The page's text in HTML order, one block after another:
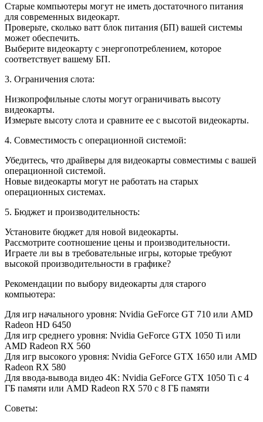
Старые компьютеры могут не иметь достаточного питания
для современных видеокарт.
Проверьте, сколько ватт блок питания (БП) вашей системы
может обеспечить.
Выберите видеокарту с энергопотреблением, которое
соответствует вашему БП.
3. Ограничения слота:
Низкопрофильные слоты могут ограничивать высоту
видеокарты.
Измерьте высоту слота и сравните ее с высотой видеокарты.
4. Совместимость с операционной системой:
Убедитесь, что драйверы для видеокарты совместимы с вашей
операционной системой.
Новые видеокарты могут не работать на старых
операционных системах.
5. Бюджет и производительность:
Установите бюджет для новой видеокарты.
Рассмотрите соотношение цены и производительности.
Играете ли вы в требовательные игры, которые требуют
высокой производительности в графике?
Рекомендации по выбору видеокарты для старого
компьютера:
Для игр начального уровня: Nvidia GeForce GT 710 или AMD
Radeon HD 6450
Для игр среднего уровня: Nvidia GeForce GTX 1050 Ti или
AMD Radeon RX 560
Для игр высокого уровня: Nvidia GeForce GTX 1650 или AMD
Radeon RX 580
Для ввода-вывода видео 4K: Nvidia GeForce GTX 1050 Ti с 4
ГБ памяти или AMD Radeon RX 570 с 8 ГБ памяти
Советы: